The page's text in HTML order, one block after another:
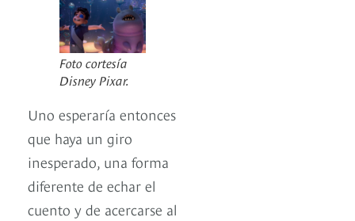
Foto cortesía
Disney Pixar.
Uno esperaría entonces
que haya un giro
inesperado, una forma
diferente de echar el
cuento y de acercarse al